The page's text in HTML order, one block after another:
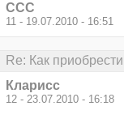
ССС
11 - 19.07.2010 - 16:51
Re: Как
Кларисс
12 - 23.07.2010 - 16:18